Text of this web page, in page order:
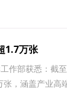
《无人驾驶航空
1.7万张
部获悉：截
，涵盖产业高